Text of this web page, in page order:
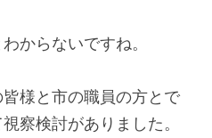
からないですね。
様と市の職員の方とで
察検討がありました。